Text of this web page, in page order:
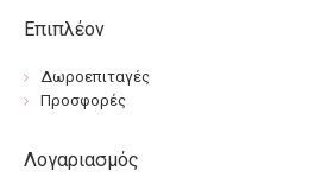
Επιπλέον
Δωροεπιταγές
Προσφορές
Λογαριασμός